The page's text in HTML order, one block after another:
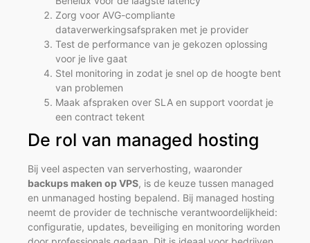
Zorg voor AVG-compliante
dataverwerkingsafspraken met je provider
Test de performance van je gekozen oplossing
voor je live gaat
Stel monitoring in zodat je snel op de hoogte bent
van problemen
Maak afspraken over SLA en support voordat je
een contract tekent
De rol van managed hosting
Bij veel aspecten van serverhosting, waaronder
backups maken op VPS, is de keuze tussen managed
en unmanaged hosting bepalend. Bij managed hosting
neemt de provider de technische verantwoordelijkheid:
configuratie, updates, beveiliging en monitoring worden